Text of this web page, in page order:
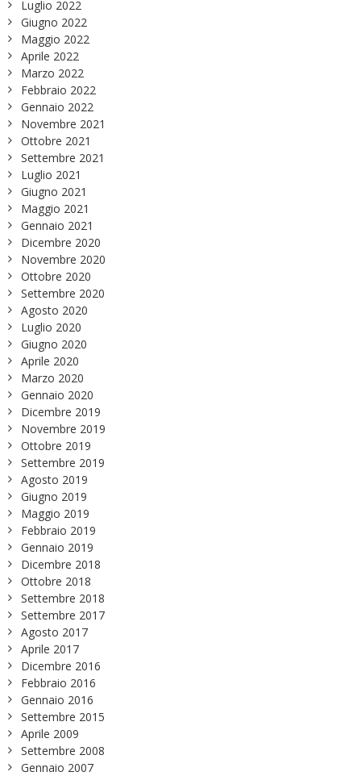
Luglio 2022
Giugno 2022
Maggio 2022
Aprile 2022
Marzo 2022
Febbraio 2022
Gennaio 2022
Novembre 2021
Ottobre 2021
Settembre 2021
Luglio 2021
Giugno 2021
Maggio 2021
Gennaio 2021
Dicembre 2020
Novembre 2020
Ottobre 2020
Settembre 2020
Agosto 2020
Luglio 2020
Giugno 2020
Aprile 2020
Marzo 2020
Gennaio 2020
Dicembre 2019
Novembre 2019
Ottobre 2019
Settembre 2019
Agosto 2019
Giugno 2019
Maggio 2019
Febbraio 2019
Gennaio 2019
Dicembre 2018
Ottobre 2018
Settembre 2018
Settembre 2017
Agosto 2017
Aprile 2017
Dicembre 2016
Febbraio 2016
Gennaio 2016
Settembre 2015
Aprile 2009
Settembre 2008
Gennaio 2007